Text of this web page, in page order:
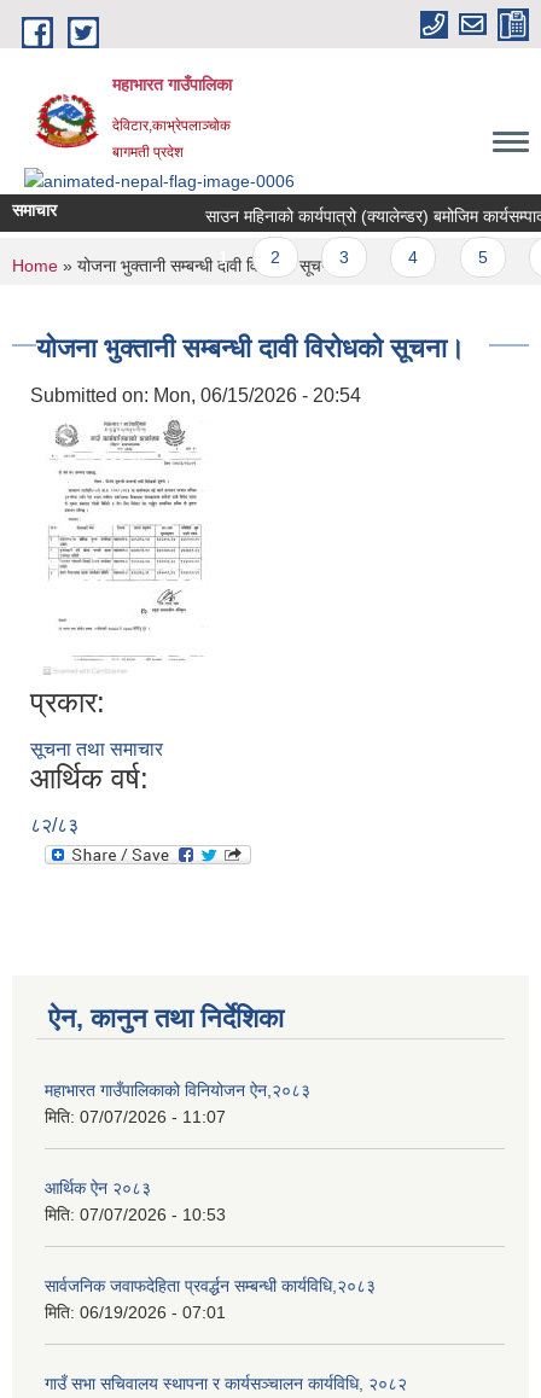
Skip to main content
महाभारत गाउँपालिका
देविटार,काभ्रेपलाञ्चोक
बागमती प्रदेश
समाचार साउन महिनाको कार्यपात्रो (क्यालेन्डर) बमोजिम
Pages
1
You are here
Home » योजना भुक्तानी सम्बन्धी दावी विरोधको सूचना।
योजना भुक्तानी सम्बन्धी दावी विरोधको सूचना।
Submitted on: Mon, 06/15/2026 - 20:54
प्रकार:
सूचना तथा समाचार
आर्थिक वर्ष:
८२/८३
ऐन, कानुन तथा निर्देशिका
महाभारत गाउँपालिकाको विनियोजन ऐन,२०८३
मिति: 07/07/2026 - 11:07
आर्थिक ऐन २०८३
मिति: 07/07/2026 - 10:53
सार्वजनिक जवाफदेहिता प्रवर्द्धन सम्बन्धी कार्यविधि,२०८३
मिति: 06/19/2026 - 07:01
गाउँ सभा सचिवालय स्थापना र कार्यसञ्चालन कार्यविधि, २०८२